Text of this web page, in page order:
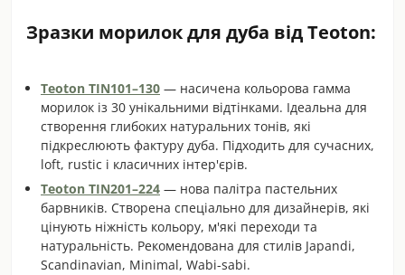
Зразки морилок для дуба від Teoton:
Teoton TIN101–130 — насичена кольорова гамма
морилок із 30 унікальними відтінками. Ідеальна для
створення глибоких натуральних тонів, які
підкреслюють фактуру дуба. Підходить для сучасних,
loft, rustic і класичних інтер'єрів.
Teoton TIN201–224 — нова палітра пастельних
барвників. Створена спеціально для дизайнерів, які
цінують ніжність кольору, м'які переходи та
натуральність. Рекомендована для стилів Japandi,
Scandinavian, Minimal, Wabi-sabi.